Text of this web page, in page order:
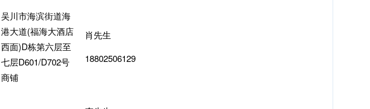
吴川市海滨街道海
港大道(福海大酒店
西面)D栋第六层至
七层D601/D702号
商铺
肖先生
18802506129